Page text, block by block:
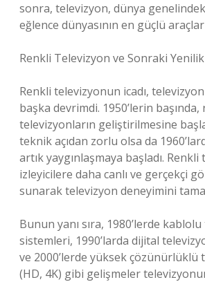
sonra, televizyon, dünya
eğlence dünyasının en güçlü
Renkli Televizyon ve Sonraki
Renkli televizyonun icadı,
başka devrimdi. 1950’lerin başında,
televizyonların geliştirilmesine
teknik açıdan zorlu olsa da
artık yaygınlaşmaya başladı.
izleyicilere daha canlı ve gerçekçi
sunarak televizyon deneyimini
Bunun yanı sıra, 1980’lerde
sistemleri, 1990’larda dijital
ve 2000’lerde yüksek çözünürlüklü
(HD, 4K) gibi gelişmeler